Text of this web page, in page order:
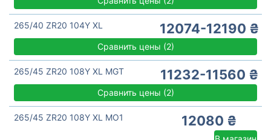
265/40 ZR20 104Y XL 12074-12190 ₴
Сравнить цены (2)
265/45 ZR20 108Y XL MGT 11232-11560 ₴
Сравнить цены (2)
265/45 ZR20 108Y XL MO1 12080 ₴